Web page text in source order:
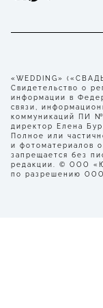
«WEDDING»
Свидетельство о
информации в
связи,
коммуникаций ПИ
директор Елена
Полное или
и фотоматериалов
запрещается без
редакции. © ООО
по разрешению